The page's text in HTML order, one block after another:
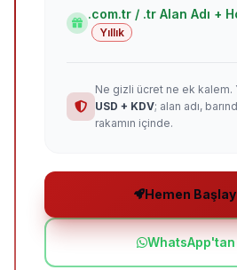
.com.tr / .tr Alan Adı +
Yıllık
Ne gizli ücret ne ek kalem.
USD + KDV; alan adı,
rakamın içinde.
Hemen